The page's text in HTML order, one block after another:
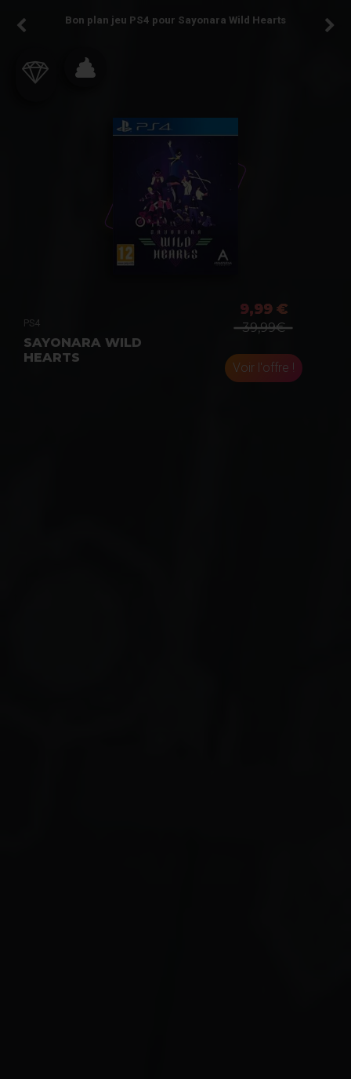
Bon plan jeu PS4 pour Sayonara Wild Hearts
PS4
SAYONARA WILD
HEARTS
9,99 €
39,99€
Voir l'offre !